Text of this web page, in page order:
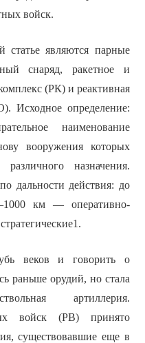
войск.
являются парные
снаряд, ракетное и
(РК) и реактивная
Исходное определение:
наименование
вооружения которых
назначения.
дальности действия: до
км — оперативно-
веков и говорить о
раньше орудий, но стала
артиллерия.
войск (РВ) принято
существовавшие еще в